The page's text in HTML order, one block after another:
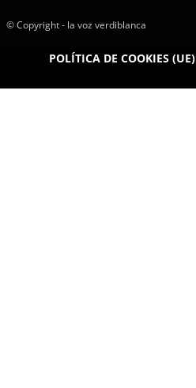
© Copyright - la voz verdiblanca
POLÍTICA DE COOKIES (UE)